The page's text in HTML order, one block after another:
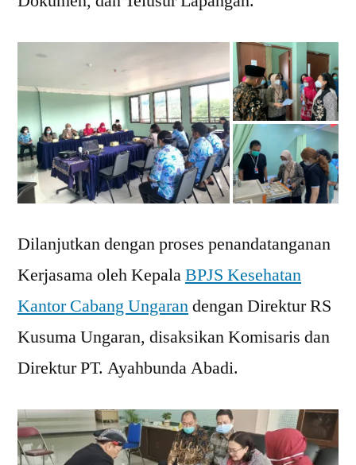
Dilanjutkan dengan proses penandatanganan
Kerjasama oleh KepalaBPJS Kesehatan
Kantor Cabang Ungarandengan Direktur RS
Kusuma Ungaran, disaksikan Komisaris dan
Direktur PT. Ayahbunda Abadi.